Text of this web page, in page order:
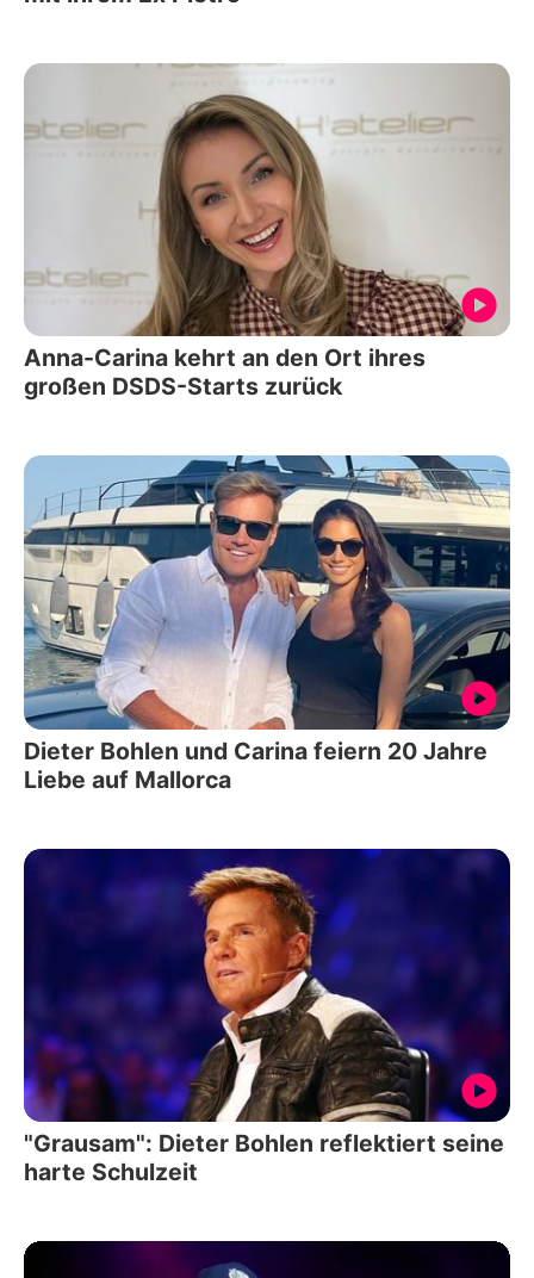
Anna-Carina kehrt an den Ort ihres
großen DSDS-Starts zurück
Dieter Bohlen und Carina feiern 20 Jahre
Liebe auf Mallorca
"Grausam": Dieter Bohlen reflektiert seine
harte Schulzeit